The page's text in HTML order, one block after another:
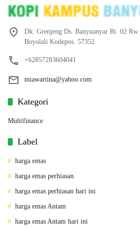
Dk. Grenjeng Ds. Banyuanyar Rt. 02
Boyolali Kodepos. 57352
+62857283604041
miawartina@yahoo.com
Kategori
Multifinance
Label
harga emas
harga emas perhiasan
harga emas perhiasan hari ini
harga emas Antam
harga emas Antam hari ini